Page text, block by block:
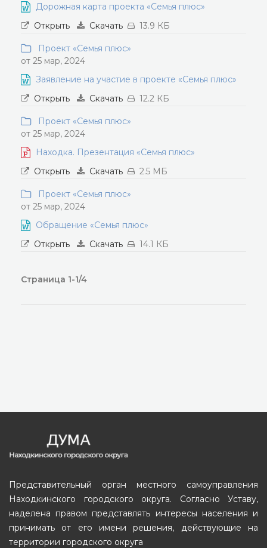
Дорожная карта проекта «Семья плюс»
Открыть
Скачать 13.9 КБ
Проект «Семья плюс»
от 25 мар, 2024
Заявление на участие в проекте «Семья плюс»
Открыть
Скачать 12.2 КБ
Проект «Семья плюс»
от 25 мар, 2024
Находка. Презентация «Семья плюс»
Открыть
Скачать 2.5 МБ
Проект «Семья плюс»
от 25 мар, 2024
Обращение «Семья плюс»
Открыть
Скачать 14.1 КБ
Страница 1-1/4
Представительный орган местного самоуправления
Находкинского городского округа. Согласно Уставу,
наделена правом представлять интересы населения и
принимать от его имени решения, действующие на
территории городского округа